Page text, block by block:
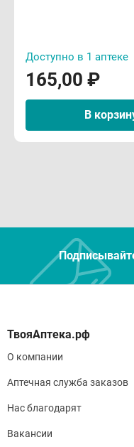
Доступно в 1 аптеке
165,00 ₽
В
О компании
Аптечная служба заказов
Нас благодарят
Вакансии